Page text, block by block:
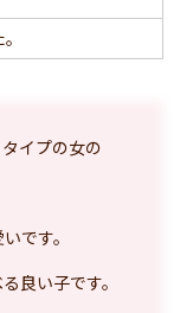
イプの女の
です。
良い子です。